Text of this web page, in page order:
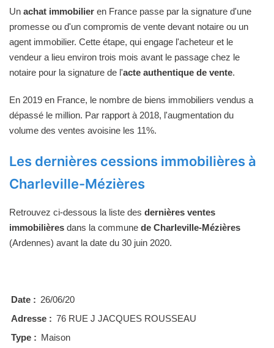
Un achat immobilier en France passe par la signature d'une
promesse ou d'un compromis de vente devant notaire ou un
agent immobilier. Cette étape, qui engage l'acheteur et le
vendeur a lieu environ trois mois avant le passage chez le
notaire pour la signature de l'acte authentique de vente.
En 2019 en France, le nombre de biens immobiliers vendus a
dépassé le million. Par rapport à 2018, l'augmentation du
volume des ventes avoisine les 11%.
Les dernières cessions immobilières à
Charleville-Mézières
Retrouvez ci-dessous la liste des dernières ventes
immobilières dans la commune de Charleville-Mézières
(Ardennes) avant la date du 30 juin 2020.
Date : 26/06/20
Adresse : 76 RUE J JACQUES ROUSSEAU
Type : Maison